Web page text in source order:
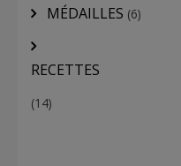
MÉDAILLES (6)
RECETTES
(14)